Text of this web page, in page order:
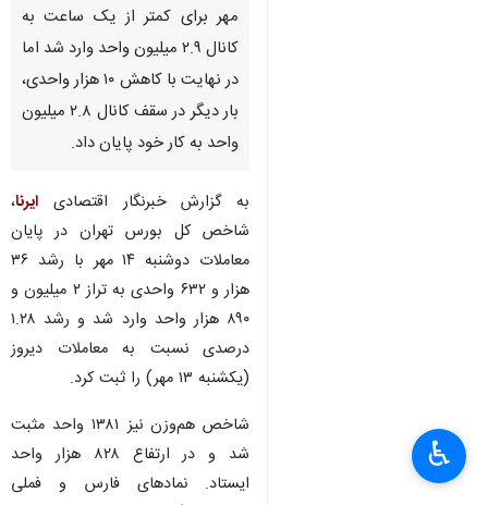
مهر برای کمتر از یک ساعت به
کانال ۲.۹ میلیون واحد وارد شد اما
در نهایت با کاهش ۱۰ هزار واحدی،
بار دیگر در سقف کانال ۲.۸ میلیون
واحد به کار خود پایان داد.
به گزارش خبرنگار اقتصادی ایرنا،
شاخص کل بورس تهران در پایان
معاملات دوشنبه ۱۴ مهر با رشد ۳۶
هزار و ۶۳۲ واحدی به تراز ۲ میلیون و
۸۹۰ هزار واحد وارد شد و رشد ۱.۲۸
درصدی نسبت به معاملات دیروز
(یکشنبه ۱۳ مهر) را ثبت کرد.
شاخص هم‌وزن نیز ۱۳۸۱ واحد مثبت
شد و در ارتفاع ۸۲۸ هزار واحد
ایستاد. نمادهای فارس و فملی
♿︎